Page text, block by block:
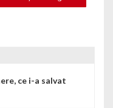
ce i-a salvat